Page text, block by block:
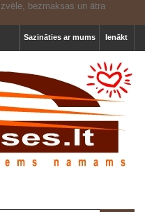
Ienākt
Sazināties ar mums